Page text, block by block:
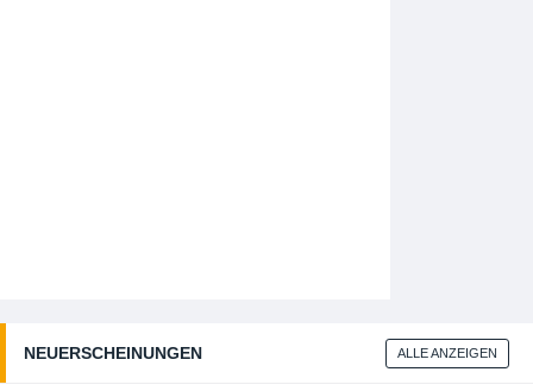
NEUERSCHEINUNGEN ALLE ANZEIGEN